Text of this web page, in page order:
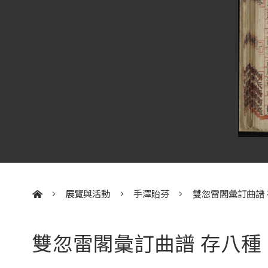
展覽與活動 手澤貽芬 雙忽雷閣彙訂曲譜
雙忽雷閣彙訂曲譜 存八種